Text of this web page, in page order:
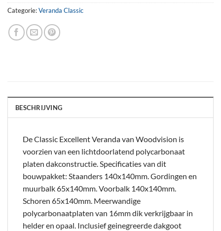
Categorie:Veranda Classic
BESCHRIJVING
De Classic Excellent Veranda van Woodvision is
voorzien van een lichtdoorlatend polycarbonaat
platen dakconstructie. Specificaties van dit
bouwpakket: Staanders 140x140mm. Gordingen en
muurbalk 65x140mm. Voorbalk 140x140mm.
Schoren 65x140mm. Meerwandige
polycarbonaatplaten van 16mm dik verkrijgbaar in
helder en opaal. Inclusief geinegreerde dakgoot